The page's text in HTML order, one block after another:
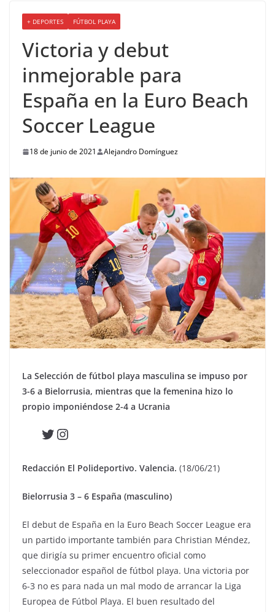
+ DEPORTES FÚTBOL PLAYA
Victoria y debut
inmejorable para
España en la Euro Beach
Soccer League
18 de junio de 2021 Alejandro Domínguez
La Selección de fútbol playa masculina se impuso por
3-6 a Bielorrusia, mientras que la femenina hizo lo
propio imponiéndose 2-4 a Ucrania
Twitter
Instagram
Redacción El Polideportivo. Valencia. (18/06/21)
Bielorrusia 3 – 6 España (masculino)
El debut de España en la Euro Beach Soccer League era
un partido importante también para Christian Méndez,
que dirigía su primer encuentro oficial como
seleccionador español de fútbol playa. Una victoria por
6-3 no es para nada un mal modo de arrancar la Liga
Europea de Fútbol Playa. El buen resultado del